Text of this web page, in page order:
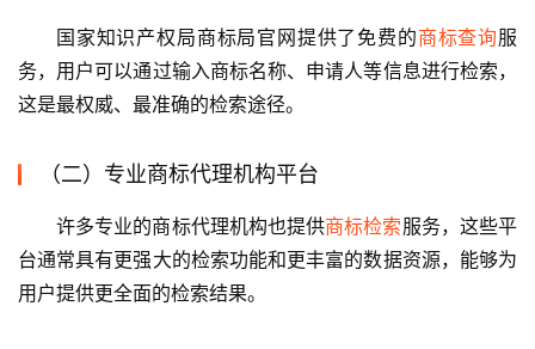
国家知识产权局商标局官网提供了免费的商标查询服
务，用户可以通过输入商标名称、申请人等信息进行检索，
这是最权威、最准确的检索途径。
（二）专业商标代理机构平台
许多专业的商标代理机构也提供商标检索服务，这些平
台通常具有更强大的检索功能和更丰富的数据资源，能够为
用户提供更全面的检索结果。